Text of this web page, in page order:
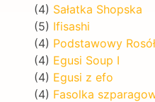
(4) Sałatka Shopska
(5) Ifisashi
(4) Podstawowy
(4) Egusi Soup I
(4) Egusi z efo
(4) Fasolka